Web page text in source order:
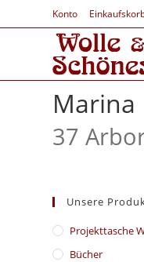
Konto
Marina
37
Unsere
​Projekttasche
Bücher